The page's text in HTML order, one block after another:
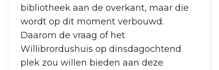
bibliotheek aan de overkant, maar die
wordt op dit moment verbouwd.
Daarom de vraag of het
Willibrordushuis op dinsdagochtend
plek zou willen bieden aan deze